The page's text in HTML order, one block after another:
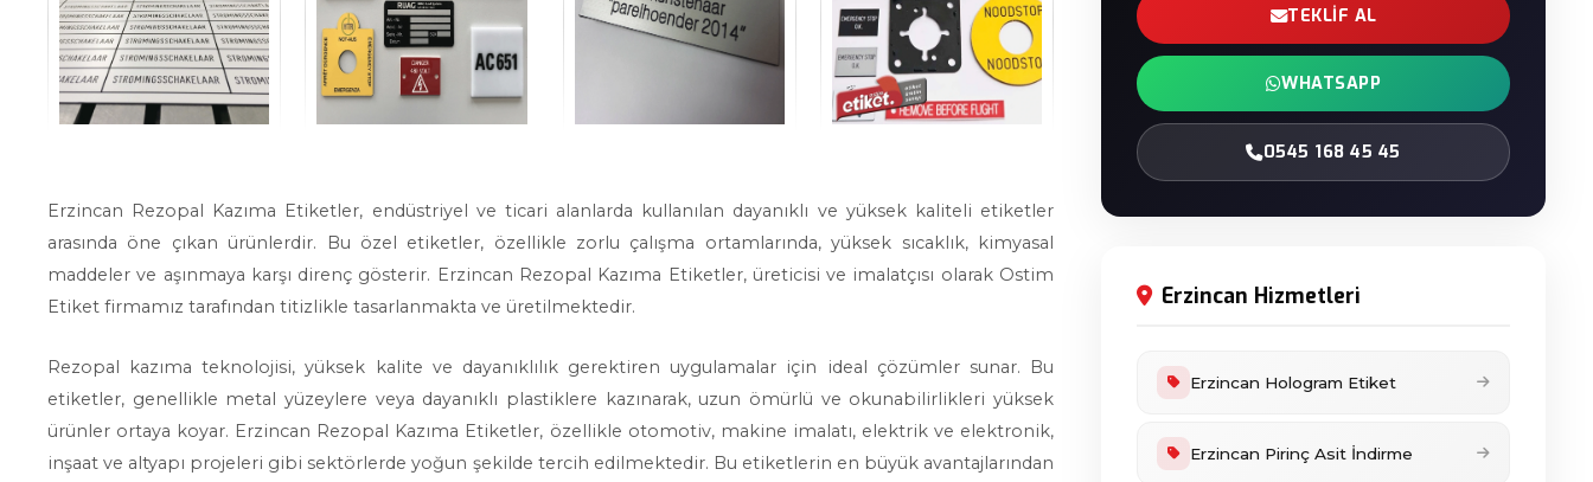
Erzincan Rezopal Kazıma Etiketler, endüstriyel ve ticari alanlarda kullanılan dayanıklı ve yüksek kaliteli etiketler
arasında öne çıkan ürünlerdir. Bu özel etiketler, özellikle zorlu çalışma ortamlarında, yüksek sıcaklık, kimyasal
maddeler ve aşınmaya karşı direnç gösterir. Erzincan Rezopal Kazıma Etiketler, üreticisi ve imalatçısı olarak Ostim
Etiket firmamız tarafından titizlikle tasarlanmakta ve üretilmektedir.
Rezopal kazıma teknolojisi, yüksek kalite ve dayanıklılık gerektiren uygulamalar için ideal çözümler sunar. Bu
etiketler, genellikle metal yüzeylere veya dayanıklı plastiklere kazınarak, uzun ömürlü ve okunabilirlikleri yüksek
ürünler ortaya koyar. Erzincan Rezopal Kazıma Etiketler, özellikle otomotiv, makine imalatı, elektrik ve elektronik,
inşaat ve altyapı projeleri gibi sektörlerde yoğun şekilde tercih edilmektedir. Bu etiketlerin en büyük avantajlarından
TEKLIF AL
WHATSAPP
0545 168 45 45
Erzincan Hizmetleri
Erzincan Hologram Etiket
Erzincan Pirinç Asit İndirme